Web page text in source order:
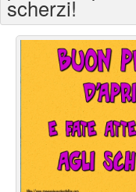
Cartoline giorni anno
Cartoline giorni
Cartoline musicali
Cartoline animate
scherzi!